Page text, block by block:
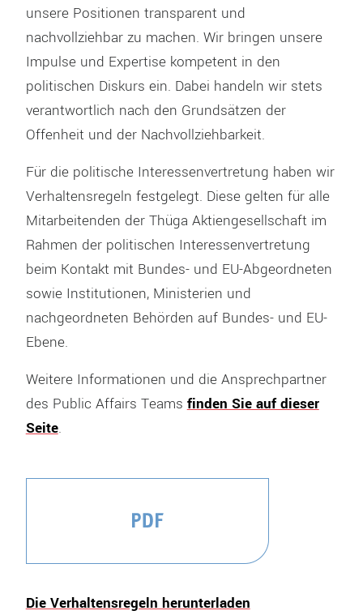
unsere Positionen transparent und
nachvollziehbar zu machen. Wir bringen unsere
Impulse und Expertise kompetent in den
politischen Diskurs ein. Dabei handeln wir stets
verantwortlich nach den Grundsätzen der
Offenheit und der Nachvollziehbarkeit.
Für die politische Interessenvertretung haben wir
Verhaltensregeln festgelegt. Diese gelten für alle
Mitarbeitenden der Thüga Aktiengesellschaft im
Rahmen der politischen Interessenvertretung
beim Kontakt mit Bundes- und EU-Abgeordneten
sowie Institutionen, Ministerien und
nachgeordneten Behörden auf Bundes- und EU-
Ebene.
Weitere Informationen und die Ansprechpartner
des Public Affairs Teams finden Sie auf dieser
Seite.
Die Verhaltensregeln herunterladen